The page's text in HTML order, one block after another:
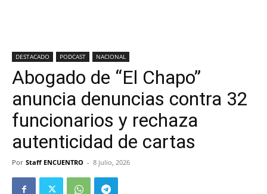
DESTACADO PODCAST NACIONAL
Abogado de “El Chapo”
anuncia denuncias contra 32
funcionarios y rechaza
autenticidad de cartas
Por Staff ENCUENTRO - 8 julio, 2026